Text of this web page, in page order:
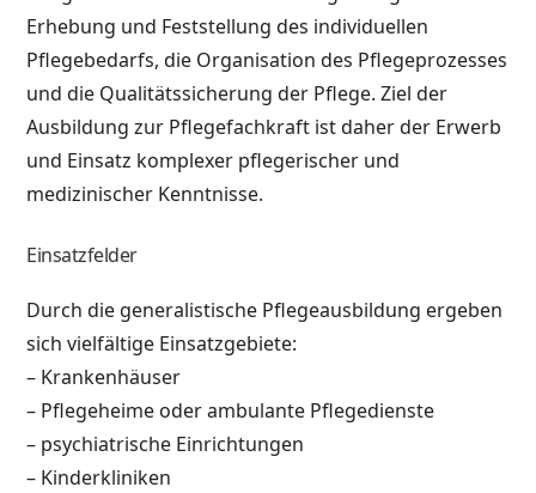
Erhebung und Feststellung des individuellen
Pflegebedarfs, die Organisation des Pflegeprozesses
und die Qualitätssicherung der Pflege. Ziel der
Ausbildung zur Pflegefachkraft ist daher der Erwerb
und Einsatz komplexer pflegerischer und
medizinischer Kenntnisse.
Einsatzfelder
Durch die generalistische Pflegeausbildung ergeben
sich vielfältige Einsatzgebiete:
– Krankenhäuser
– Pflegeheime oder ambulante Pflegedienste
– psychiatrische Einrichtungen
– Kinderkliniken